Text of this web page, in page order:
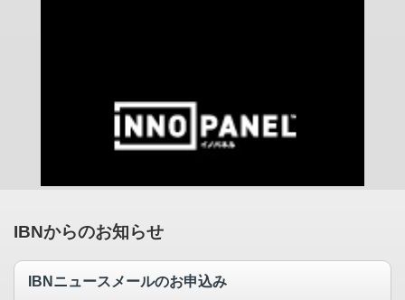
IBNからのお知らせ
IBNニュースメールのお申込み